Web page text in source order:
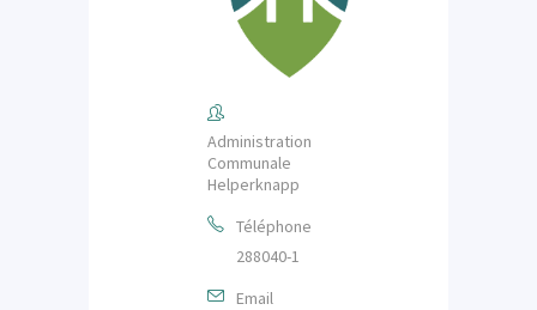
Administration
Communale
Helperknapp
Téléphone
288040-1
Email